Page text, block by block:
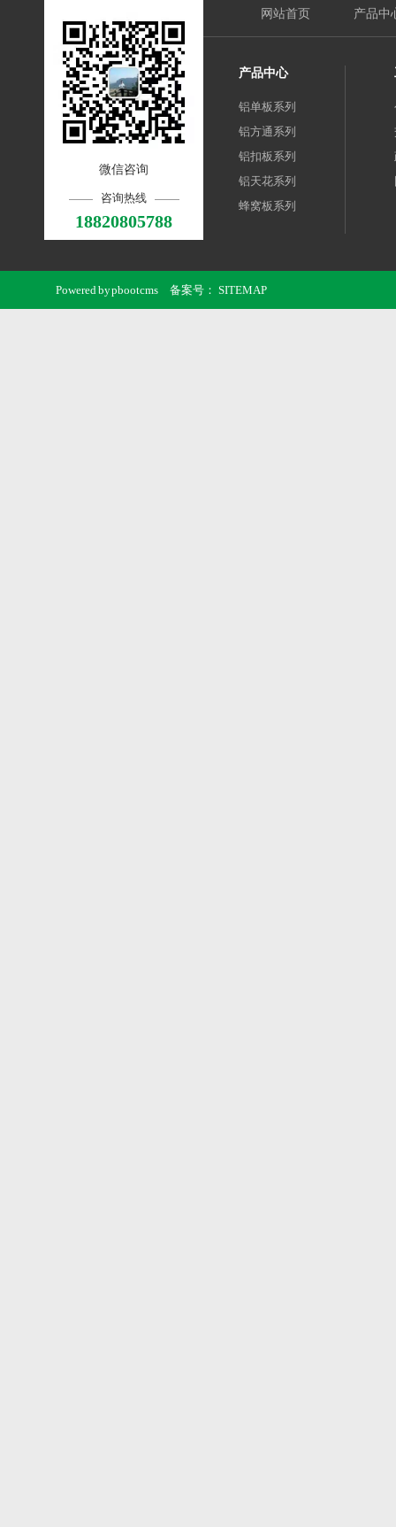
微信咨询
咨询热线
18820805788
网站首页 产品中
产品中心
铝单板系列
铝方通系列
铝扣板系列
铝天花系列
蜂窝板系列
Powered bypbootcms 备案号： SITEMAP